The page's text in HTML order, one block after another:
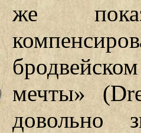
же
мечты»
довольно